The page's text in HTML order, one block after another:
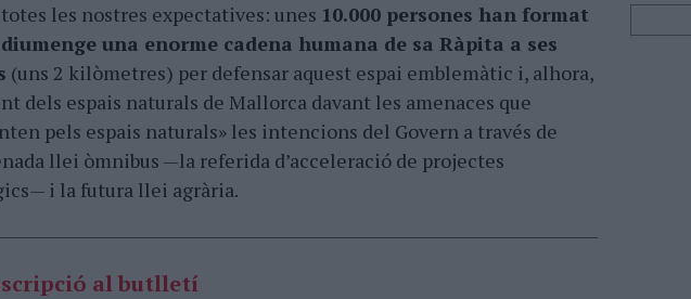
les nostres expectatives: unes 10.000 persones han format
una enorme cadena humana de sa Ràpita a ses
(uns 2 kilòmetres) per defensar aquest espai emblemàtic i, alhora,
dels espais naturals de Mallorca davant les amenaces que
pels espais naturals» les intencions del Govern a través de
llei òmnibus —la referida d’acceleració de projectes
i la futura llei agrària.
al butlletí